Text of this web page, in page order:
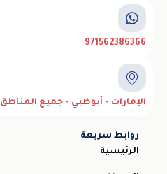
971562386366
الإمارات - أبوظبي - جميع المناطق
روابط سريعة
الرئيسية